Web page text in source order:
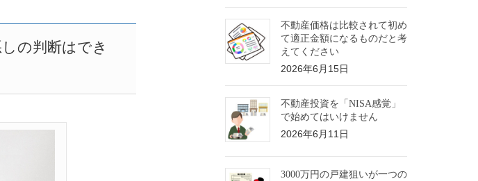
の判断はでき
不動産価格は比較されて初め
て適正金額になるものだと考
えてください
2026年6月15日
不動産投資を「NISA感覚」
で始めてはいけません
2026年6月11日
3000万円の戸建狙いが一つの